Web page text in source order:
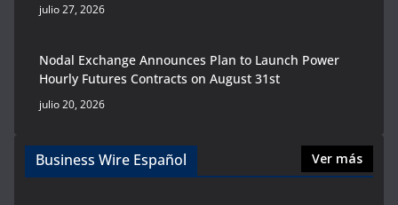
julio 27, 2026
Nodal Exchange Announces Plan to Launch Power
Hourly Futures Contracts on August 31st
julio 20, 2026
Business Wire Español Ver más